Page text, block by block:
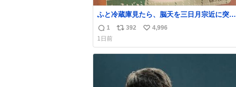
ふと冷蔵庫見たら、脳天を三日月宗近に突き
刺されてるくりまんじゅうパイセンが
返
信
数
1
リ
ス
392
い
ね
4,996
1日前